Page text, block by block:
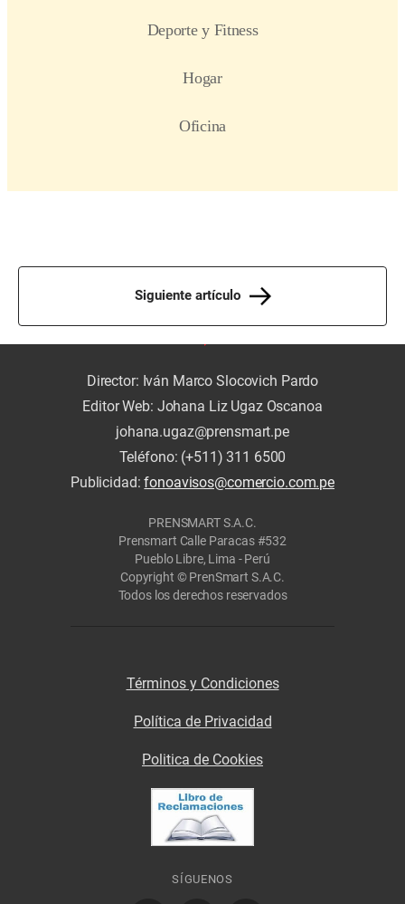
Siguiente artículo
Director: Iván Marco Slocovich Pardo
Editor Web: Johana Liz Ugaz Oscanoa
johana.ugaz@prensmart.pe
Teléfono: (+511) 311 6500
Publicidad:fonoavisos@comercio.com.pe
PRENSMART S.A.C.
Prensmart Calle Paracas #532
Pueblo Libre, Lima - Perú
Copyright © PrenSmart S.A.C.
Todos los derechos reservados
Términos y Condiciones
Política de Privacidad
Politica de Cookies
SÍGUENOS